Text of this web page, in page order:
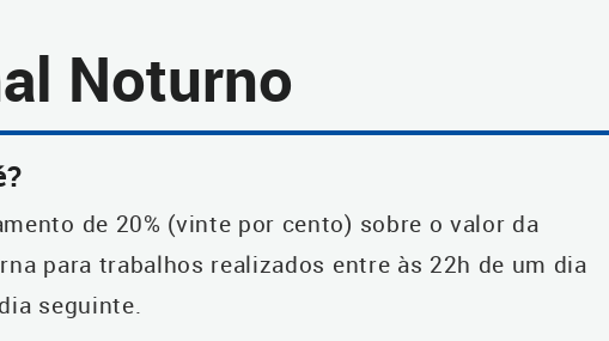
Noturno
de 20% (vinte por cento) sobre o valor da
para trabalhos realizados entre às 22h de um dia
seguinte.